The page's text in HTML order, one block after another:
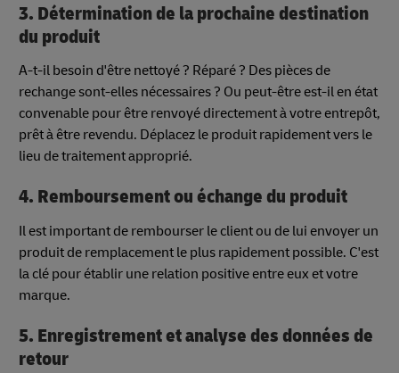
3. Détermination de la prochaine destination
du produit
A-t-il besoin d'être nettoyé ? Réparé ? Des pièces de
rechange sont-elles nécessaires ? Ou peut-être est-il en état
convenable pour être renvoyé directement à votre entrepôt,
prêt à être revendu. Déplacez le produit rapidement vers le
lieu de traitement approprié.
4. Remboursement ou échange du produit
Il est important de rembourser le client ou de lui envoyer un
produit de remplacement le plus rapidement possible. C'est
la clé pour établir une relation positive entre eux et votre
marque.
5. Enregistrement et analyse des données de
retour